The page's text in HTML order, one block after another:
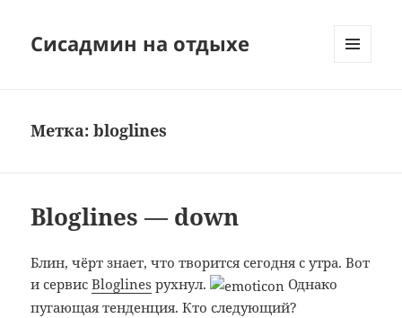
Сисадмин на отдыхе
Метка:bloglines
Bloglines — down
Блин, чёрт знает, что творится сегодня с утра. Вот
и сервисBloglines рухнул.
Однако
пугающая тенденция. Кто следующий?